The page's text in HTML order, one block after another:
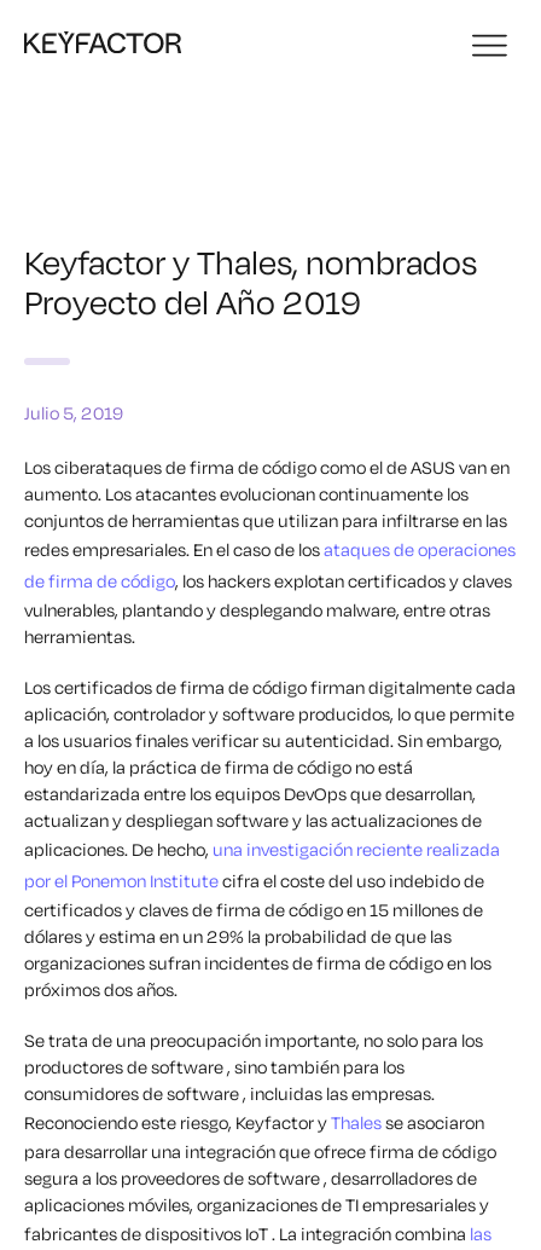
Keyfactor y Thales, nombrados
Proyecto del Año 2019
Julio 5, 2019
Los ciberataques de firma de código como el de ASUS van en
aumento. Los atacantes evolucionan continuamente los
conjuntos de herramientas que utilizan para infiltrarse en las
redes empresariales. En el caso de losataques de operaciones
de firma de código, los hackers explotan certificados y claves
vulnerables, plantando y desplegando malware, entre otras
herramientas.
Los certificados de firma de código firman digitalmente cada
aplicación, controlador y software producidos, lo que permite
a los usuarios finales verificar su autenticidad. Sin embargo,
hoy en día, la práctica de firma de código no está
estandarizada entre los equipos DevOps que desarrollan,
actualizan y despliegan software y las actualizaciones de
aplicaciones. De hecho, una investigación reciente realizada
por el Ponemon Institutecifra el coste del uso indebido de
certificados y claves de firma de código en 15 millones de
dólares y estima en un 29% la probabilidad de que las
organizaciones sufran incidentes de firma de código en los
próximos dos años.
Se trata de una preocupación importante, no solo para los
productores de software , sino también para los
consumidores de software , incluidas las empresas.
Reconociendo este riesgo, Keyfactor yThalesse asociaron
para desarrollar una integración que ofrece firma de código
segura a los proveedores de software , desarrolladores de
aplicaciones móviles, organizaciones de TI empresariales y
fabricantes de dispositivos IoT . La integración combina las